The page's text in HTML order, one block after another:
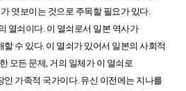
엿보이는 것으로 주목할 필요가 있다.
열쇠이다. 이 열쇠로서 일본 역사가
수 있다. 이 열쇠가 있어서 일본의 사회적
모든 문제, 거의 일체가 이 열쇠로
가족적 국가이다. 유신 이전에는 지나를